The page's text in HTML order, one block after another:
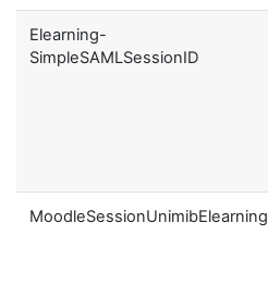
Elearning-
SimpleSAMLSessionID
MoodleSessionUnimibElearning